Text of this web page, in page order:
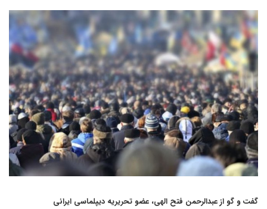
گفت و گو از عبدالرحمن فتح الهی، عضو تحریریه دیپلماسی ایرانی